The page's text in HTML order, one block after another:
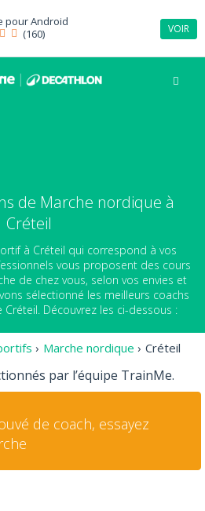
pourAndroid
(160)
VOIR
de Marche nordique à
Créteil
à Créteil qui correspond à vos
vous proposent des cours
de chez vous, selon vos envies et
sélectionné les meilleurs coachs
Découvrez les ci-dessous :
› Marche nordique › Créteil
par l’équipe TrainMe.
de coach, essayez